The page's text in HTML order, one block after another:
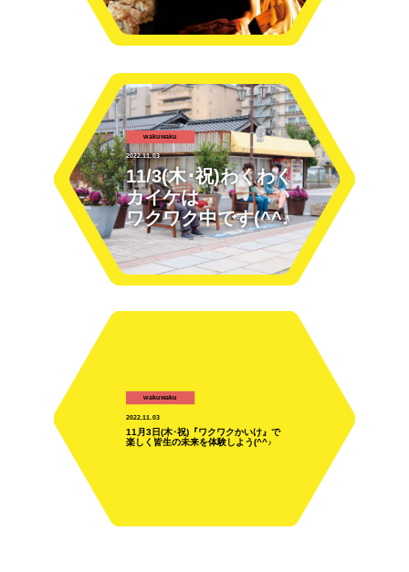
wakuwaku
2022.11.03
11/3(木･祝)わくわく
カイケは
ワクワク中です(^^♪
wakuwaku
2022.11.03
11月3日(木･祝)『ワクワクかいけ』で
楽しく皆生の未来を体験しよう(^^♪